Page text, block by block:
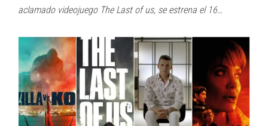
aclamado videojuego The Last of us, se estrena el 16…